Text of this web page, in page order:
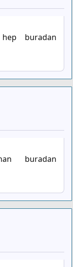
buradan
buradan